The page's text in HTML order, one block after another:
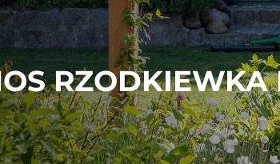
RZODKIEWKA